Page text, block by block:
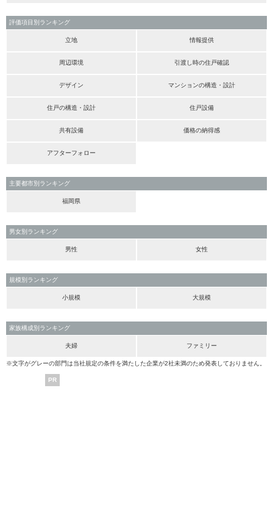
評価項目別ランキング
立地 情報提供
周辺環境 引渡し時の住戸確認
デザイン マンションの構造・設計
住戸の構造・設計 住戸設備
共有設備 価格の納得感
アフターフォロー
主要都市別ランキング
福岡県
男女別ランキング
男性 女性
規模別ランキング
小規模 大規模
家族構成別ランキング
夫婦 ファミリー
※文字がグレーの部門は当社規定の条件を満たした企業が2社未満のため発表しておりません。
PR